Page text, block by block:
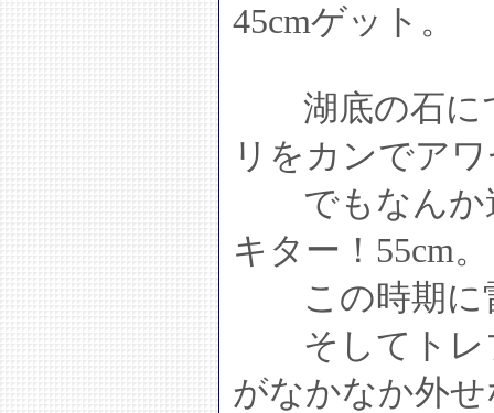
45cmゲット。
湖底の石に
リをカンでア
でもなんか
キター！55cm。
この時期に
そしてトレ
がなかなか外